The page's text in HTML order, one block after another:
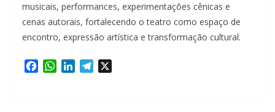
musicais, performances, experimentações cênicas e
cenas autorais, fortalecendo o teatro como espaço de
encontro, expressão artística e transformação cultural.
W